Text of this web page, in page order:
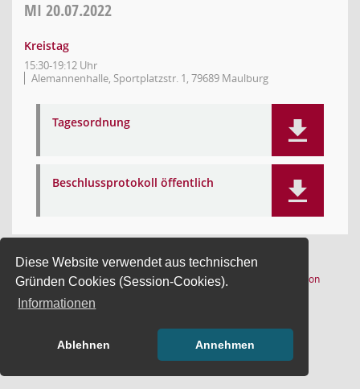
Diese Website verwendet aus technischen
Gründen Cookies (Session-Cookies).
Informationen
Ablehnen Annehmen
MI 20.07.2022
Kreistag
15:30-19:12 Uhr
Alemannenhalle, Sportplatzstr. 1, 79689 Maulburg
Tagesordnung
Beschlussprotokoll öffentlich
1 Satz Software:Sitzungsdienst Session(Wird in